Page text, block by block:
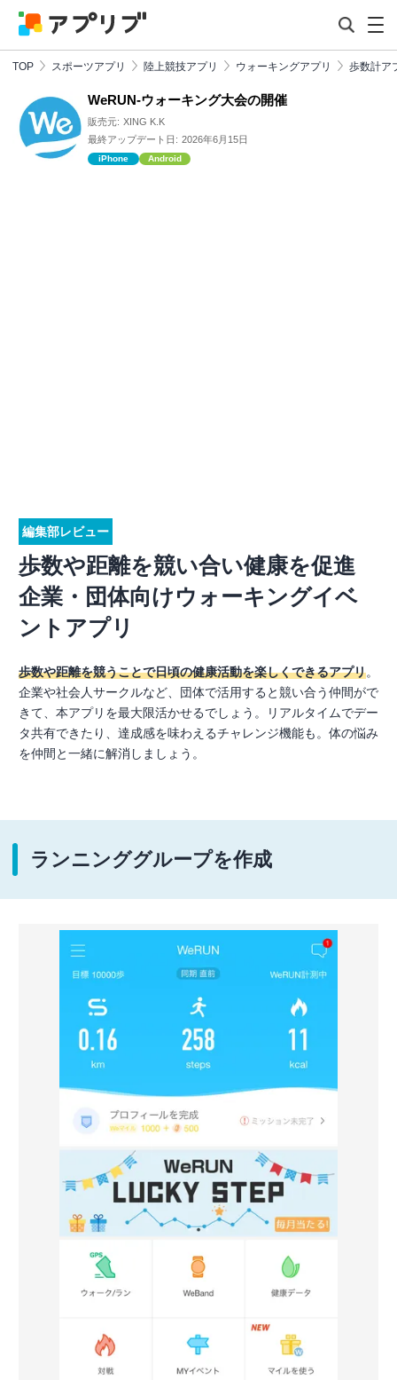
TOP スポーツアプリ 陸上競技アプリ ウォーキングアプリ 歩数計ア
WeRUN-ウォーキング大会の開催
販売元: XING K.K
最終アップデート日: 2026年6月15日
iPhone Android
編集部レビュー
歩数や距離を競い合い健康を促進
企業・団体向けウォーキングイベ
ントアプリ
歩数や距離を競うことで日頃の健康活動を楽しくできるアプリ。
企業や社会人サークルなど、団体で活用すると競い合う仲間がで
きて、本アプリを最大限活かせるでしょう。リアルタイムでデー
タ共有できたり、達成感を味わえるチャレンジ機能も。体の悩み
を仲間と一緒に解消しましょう。
ランニンググループを作成